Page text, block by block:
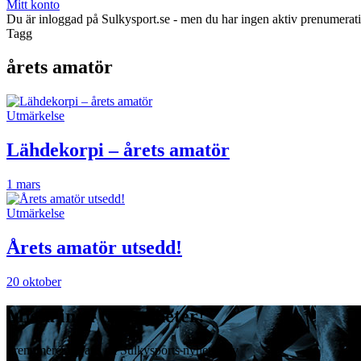
Mitt konto
Du är inloggad på Sulkysport.se - men du har ingen aktiv
Tagg
årets amatör
Utmärkelse
Lähdekorpi – årets amatör
1 mars
Utmärkelse
Årets amatör utsedd!
20 oktober
Missa inga travnyheter!
Prenumerera gratis på Sulkysports nyhetsbrev